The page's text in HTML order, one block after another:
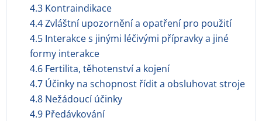
4.3 Kontraindikace
4.4 Zvláštní upozornění a opatření pro použití
4.5 Interakce s jinými léčivými přípravky a jiné
formy interakce
4.6 Fertilita, těhotenství a kojení
4.7 Účinky na schopnost řídit a obsluhovat stroje
4.8 Nežádoucí účinky
4.9 Předávkování